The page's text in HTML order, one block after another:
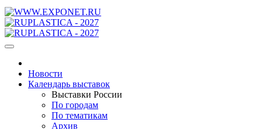
Новости
Календарь выставок
Выставки России
По городам
По тематикам
Архив